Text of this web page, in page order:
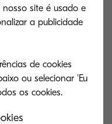
uma loja de
remota,
e lista de
de
de
site é usado e
a publicidade
de cookies
ou selecionar 'Eu